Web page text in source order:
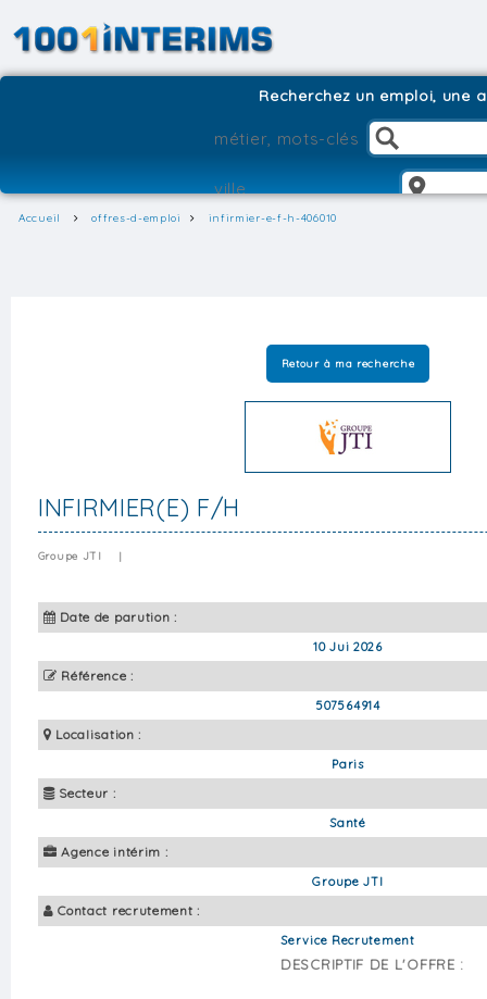
Recherchez un emploi, une
Accueil offres-d-emploi infirmier-e-f-h-406010
Retour à ma recherche
INFIRMIER(E) F/H
Groupe JTI |
Date de parution :
10 Jui 2026
Référence :
507564914
Localisation :
Paris
Secteur :
Santé
Agence intérim :
Groupe JTI
Contact recrutement :
Service Recrutement
DESCRIPTIF DE L'OFFRE :